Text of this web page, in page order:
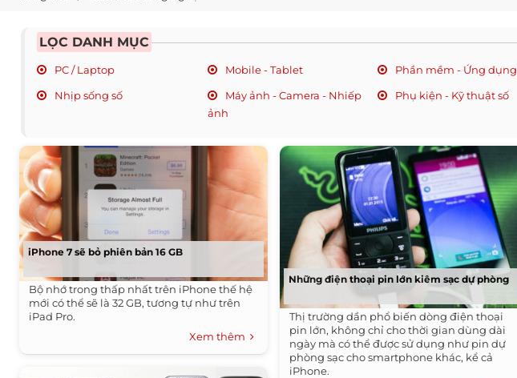
LỌC DANH MỤC
PC / Laptop Mobile - Tablet Phần mềm - Ứng dụng
Nhịp sống số
Máy ảnh - Camera - Nhiếp
ảnh
Phụ kiện - Kỹ thuật số
iPhone 7 sẽ bỏ phiên bản 16 GB
Bộ nhớ trong thấp nhất trên iPhone thế hệ
mới có thể sẽ là 32 GB, tương tự như trên
iPad Pro.
Xem thêm
Những điện thoại pin lớn kiêm sạc dự phòng
Thị trường dần phổ biến dòng điện thoại
pin lớn, không chỉ cho thời gian dùng dài
ngày mà có thể được sử dụng như pin dự
phòng sạc cho smartphone khác, kể cả
iPhone.